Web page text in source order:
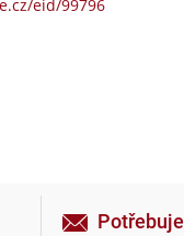
eid/99796